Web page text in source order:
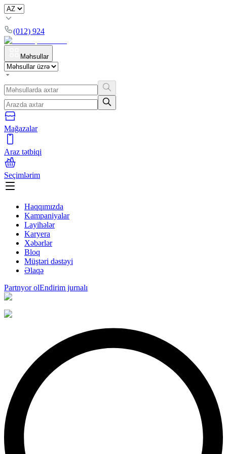
(012) 924
Məhsullar
Mağazalar
Araz tətbiqi
Seçimlərim
Haqqımızda
Kampaniyalar
Layihələr
Karyera
Xəbərlər
Bloq
Müştəri dəstəyi
Əlaqə
Partnyor olEndirim jurnalı